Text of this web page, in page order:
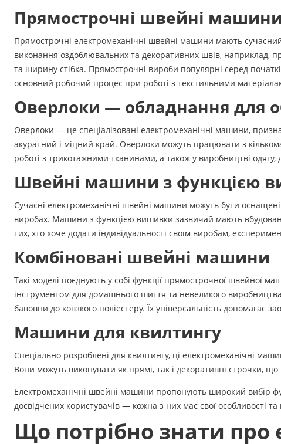
Прямострочні швейні машини
Прямострочні електромеханічні швейні машини мають
виконання оздоблювальних та декоративних швів, наприклад,
та ширину стібка. Прямострочні вироби популярні серед
основний робочий процес при роботі з текстильними
Оверлоки — обладнання для
Оверлоки — це спеціалізовані електромеханічні машини,
акуратний і міцний край. Оверлоки можуть працювати з
роботі з трикотажними тканинами, а також у виробництві
Швейні машини з функцією
Сучасні електромеханічні швейні машини можуть бути
виробах. Машини з функцією вишивки зазвичай мають
тих, хто хоче додати індивідуальності своїм виробам,
Комбіновані швейні машини
Такі моделі поєднують у собі функції прямострочної швейної
інструментом для домашнього шиття та невеликого
бавовни до ковзкого поліестеру. Їх універсальність допомагає
Машини для квилтингу
Спеціально розроблені для квилтингу, ці електромеханічні
Вони можуть виконувати як прямі, так і декоративні строчки,
Електромеханічні швейні машини пропонують широкий вибір
досвідчених користувачів — кожна з них має свої особливості
Що потрібно знати